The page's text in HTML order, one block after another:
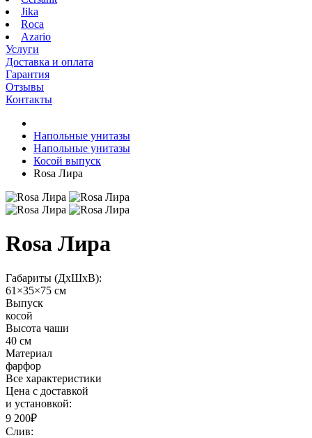
Jika
Roca
Azario
Услуги
Доставка и оплата
Гарантия
Отзывы
Контакты
Напольные унитазы
Напольные унитазы
Косой выпуск
Rosa Лира
Rosa Лира
Габариты (ДхШхВ):
61×35×75 см
Выпуск
косой
Высота чаши
40 см
Материал
фарфор
Все характеристики
Цена с доставкой
и установкой:
9 200₽
Слив: